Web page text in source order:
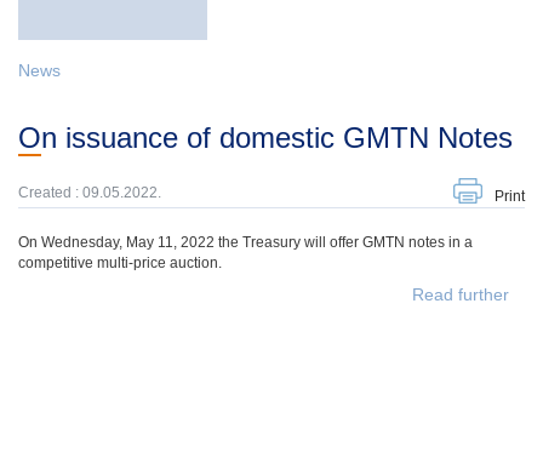
News
On issuance of domestic GMTN Notes
Created : 09.05.2022. Print
On Wednesday, May 11, 2022 the Treasury will offer GMTN notes in a
competitive multi-price auction.
Read further